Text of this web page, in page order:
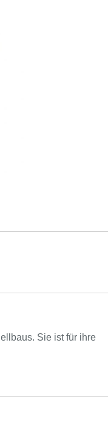
Sie ist für ihre